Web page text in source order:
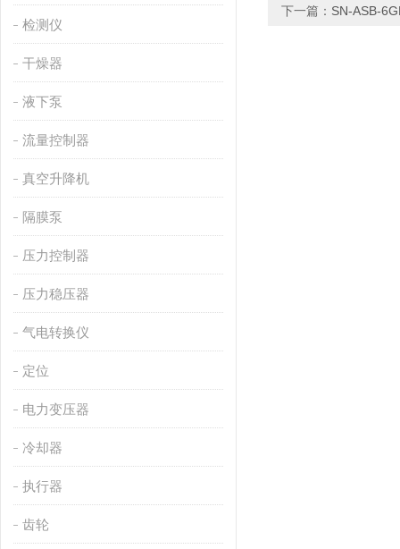
检测仪
干燥器
液下泵
流量控制器
真空升降机
隔膜泵
压力控制器
压力稳压器
气电转换仪
定位
电力变压器
冷却器
执行器
齿轮
下一篇： SN-ASB-